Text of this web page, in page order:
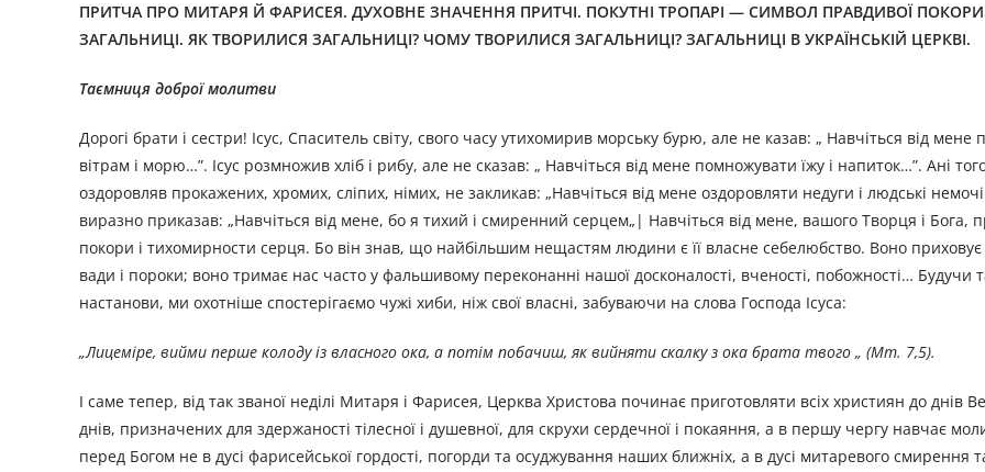
ПРИТЧА ПРО МИТАРЯ Й ФАРИСЕЯ. ДУХОВНЕ ЗНАЧЕННЯ ПРИТЧІ. ПОКУТНІ ТРОПАРІ — СИМВОЛ ПРАВДИВОЇ
ЗАГАЛЬНИЦІ. ЯК ТВОРИЛИСЯ ЗАГАЛЬНИЦІ? ЧОМУ ТВОРИЛИСЯ ЗАГАЛЬНИЦІ? ЗАГАЛЬНИЦІ В УКРАЇНСЬКІЙ ЦЕРКВІ.
Таємниця доброї молитви
Дорогі брати і сестри! Ісус, Спаситель світу, свого часу утихомирив морську бурю, але не казав: „ Навчіться від мене
вітрам і морю…”. Ісус розмножив хліб і рибу, але не сказав: „ Навчіться від мене помножувати їжу і напиток…”. Ані
оздоровляв прокажених, хромих, сліпих, німих, не закликав: „Навчіться від мене оздоровляти недуги і людські
виразно приказав: „Навчіться від мене, бо я тихий і смиренний серцем„| Навчіться від мене, вашого Творця і Бога,
покори і тихомирности серця. Бо він знав, що найбільшим нещастям людини є її власне себелюбство. Воно
вади і пороки; воно тримає нас часто у фальшивому переконанні нашої досконалості, вченості, побожності… Будучи
настанови, ми охотніше спостерігаємо чужі хиби, ніж свої власні, забуваючи на слова Господа Ісуса:
„Лицеміре, вийми перше колоду із власного ока, а потім побачиш, як вийняти скалку з ока брата твого „ (Мт. 7,5).
І саме тепер, від так званої неділі Митаря і Фарисея, Церква Христова починає приготовляти всіх християн до днів
днів, призначених для здержаності тілесної і душевної, для скрухи сердечної і покаяння, а в першу чергу навчає
перед Богом не в дусі фарисейської гордості, погорди та осуджування наших ближніх, а в дусі митаревого смирення